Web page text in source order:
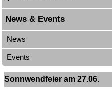
News & Events
News
Events
Sonnwendfeier am 27.06.